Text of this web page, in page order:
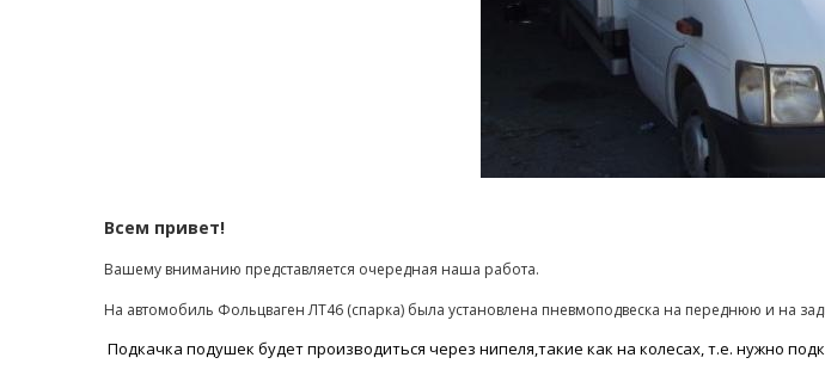
Всем привет!
Вашему вниманию представляется очередная наша работа.
На автомобиль Фольцваген ЛТ46 (спарка) была установлена пневмоподвеска на переднюю и на
Подкачка подушек будет производиться через нипеля,такие как на колесах, т.е. нужно